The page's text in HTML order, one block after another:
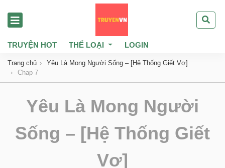
TRUYỆN HOT THỂ LOẠI LOGIN
Trang chủ
Yêu Là Mong Người Sống – [Hệ Thống Giết Vợ]
Chap 7
Yêu Là Mong Người
Sống – [Hệ Thống Giết
Vợ]